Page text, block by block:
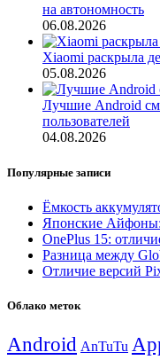
на автономность
06.08.2026
Xiaomi раскрыла
05.08.2026
Лучшие Android
пользователей
04.08.2026
Популярные записи
Ёмкость
Японские Айфоны:
OnePlus 15:
Разница между
Отличие версий
Облако меток
Android AnTuTu